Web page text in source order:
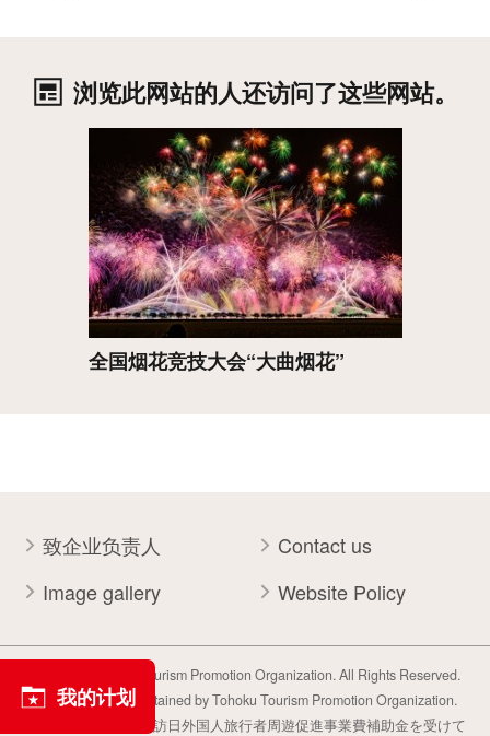
浏览此网站的人还访问了这些网站。
全国烟花竞技大会“大曲烟花”
致企业负责人
Contact us
Image gallery
Website Policy
Copyright Tohoku Tourism Promotion Organization. All Rights Reserved.
This website is maintained by Tohoku Tourism Promotion Organization.
当事業は平成30年度訪日外国人旅行者周遊促進事業費補助金を受けて
我的计划